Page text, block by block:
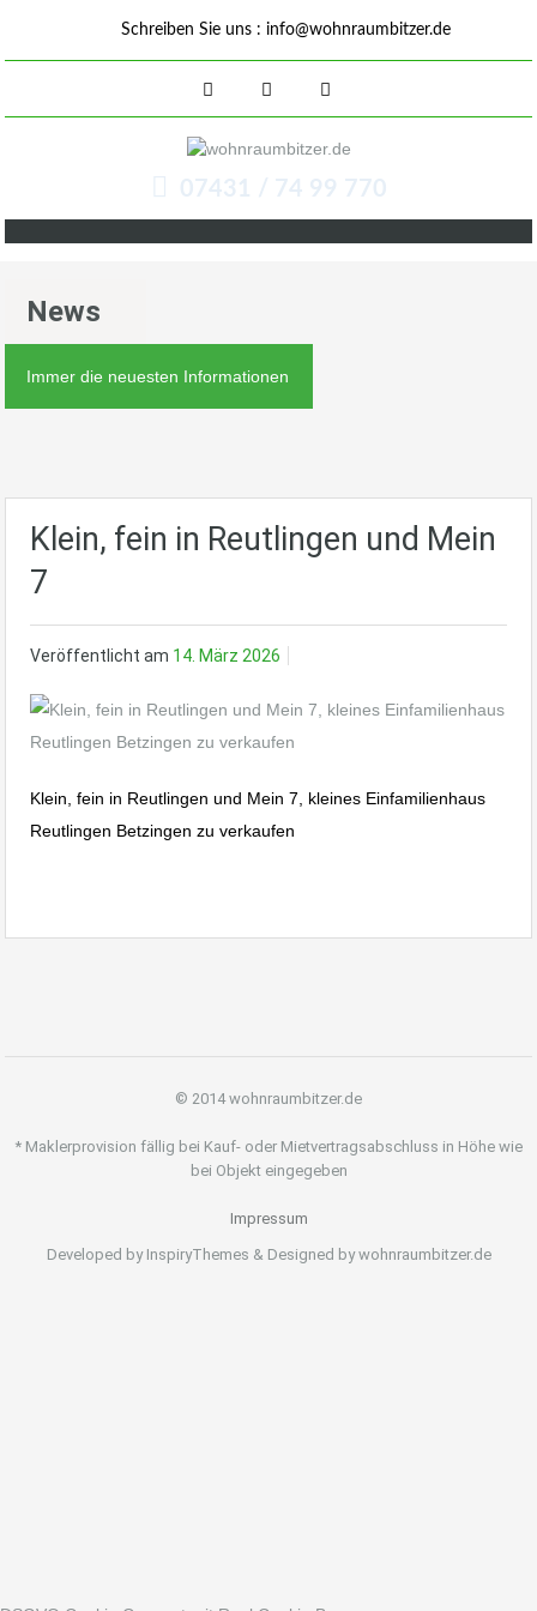
Schreiben Sie uns : info@wohnraumbitzer.de
07431 / 74 99 770
News
Immer die neuesten Informationen
Klein, fein in Reutlingen und Mein
7
Veröffentlicht am 14. März 2026
Klein, fein in Reutlingen und Mein 7, kleines Einfamilienhaus
Reutlingen Betzingen zu verkaufen
© 2014 wohnraumbitzer.de
* Maklerprovision fällig bei Kauf- oder Mietvertragsabschluss in Höhe wie
bei Objekt eingegeben
Impressum
Developed by InspiryThemes & Designed by wohnraumbitzer.de